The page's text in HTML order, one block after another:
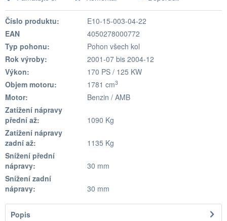
Číslo produktu:
E10-15-003-04-22
EAN
4050278000772
Typ pohonu:
Pohon všech kol
Rok výroby:
2001-07 bis 2004-12
Výkon:
170 PS / 125 KW
Objem motoru:
1781 cm3
Motor:
Benzin / AMB
Zatížení nápravy
přední až:
1090 Kg
Zatížení nápravy
zadní až:
1135 Kg
Snížení přední
nápravy:
30 mm
Snížení zadní
nápravy:
30 mm
Popis